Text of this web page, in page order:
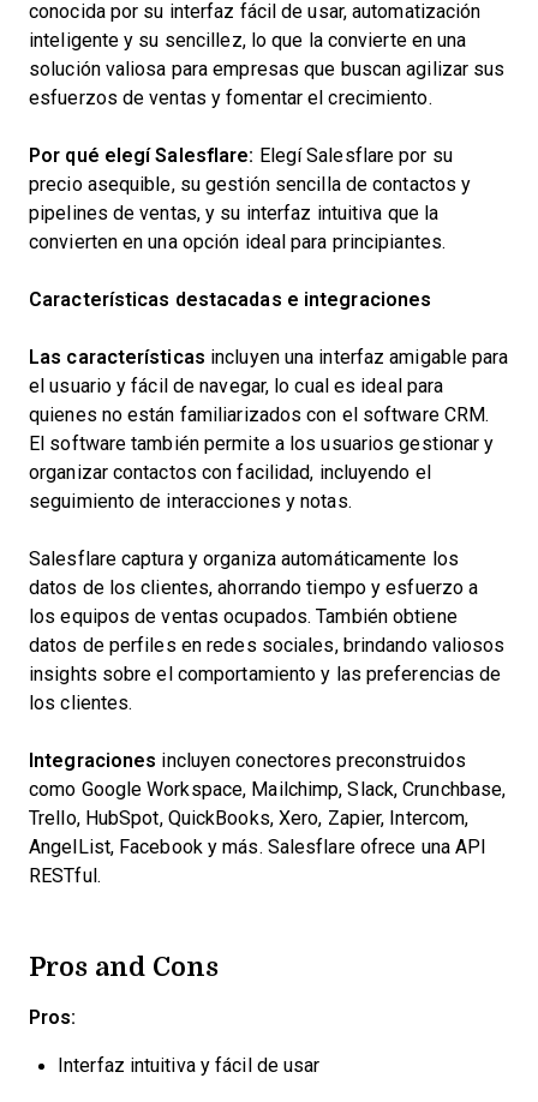
conocida por su interfaz fácil de usar, automatización
inteligente y su sencillez, lo que la convierte en una
solución valiosa para empresas que buscan agilizar sus
esfuerzos de ventas y fomentar el crecimiento.
Por qué elegí Salesflare: Elegí Salesflare por su
precio asequible, su gestión sencilla de contactos y
pipelines de ventas, y su interfaz intuitiva que la
convierten en una opción ideal para principiantes.
Características destacadas e integraciones
Las características incluyen una interfaz amigable para
el usuario y fácil de navegar, lo cual es ideal para
quienes no están familiarizados con el software CRM.
El software también permite a los usuarios gestionar y
organizar contactos con facilidad, incluyendo el
seguimiento de interacciones y notas.
Salesflare captura y organiza automáticamente los
datos de los clientes, ahorrando tiempo y esfuerzo a
los equipos de ventas ocupados. También obtiene
datos de perfiles en redes sociales, brindando valiosos
insights sobre el comportamiento y las preferencias de
los clientes.
Integraciones incluyen conectores preconstruidos
como Google Workspace, Mailchimp, Slack, Crunchbase,
Trello, HubSpot, QuickBooks, Xero, Zapier, Intercom,
AngelList, Facebook y más. Salesflare ofrece una API
RESTful.
Pros and Cons
Pros:
Interfaz intuitiva y fácil de usar